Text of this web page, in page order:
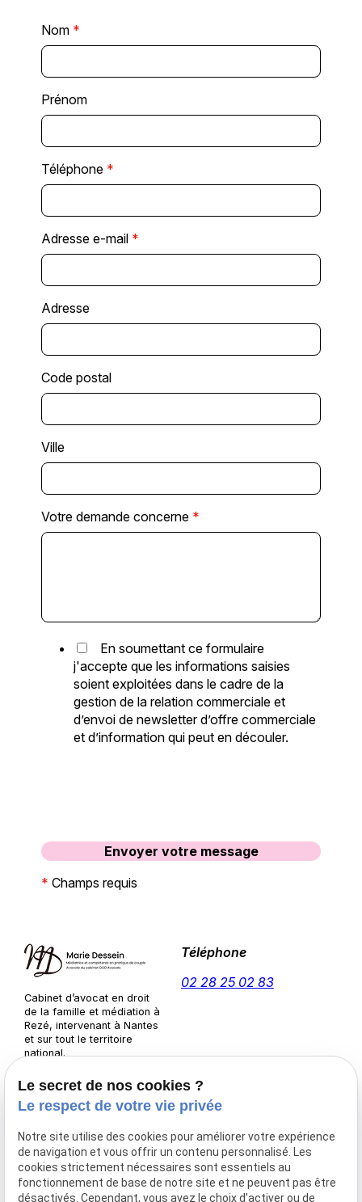
Nom *
Prénom
Téléphone *
Adresse e-mail *
Adresse
Code postal
Ville
Votre demande concerne *
En soumettant ce formulaire
j'accepte que les informations saisies
soient exploitées dans le cadre de la
gestion de la relation commerciale et
d’envoi de newsletter d’offre commerciale
et d’information qui peut en découler.
* Champs requis
Cabinet d’avocat en droit
de la famille et médiation à
Rezé, intervenant à Nantes
et sur tout le territoire
national.
Téléphone
02 28 25 02 83
3 Pl. de l'Europe
44400 Rezé
7 Rue d'Anjou,
44390 Nort-sur-Erdre
Jeudi
14:00-
17:00
Sur
Le secret de nos cookies ?
Le respect de votre vie privée
Notre site utilise des cookies pour améliorer votre expérience
de navigation et vous offrir un contenu personnalisé. Les
cookies strictement nécessaires sont essentiels au
fonctionnement de base de notre site et ne peuvent pas être
désactivés. Cependant, vous avez le choix d'activer ou de